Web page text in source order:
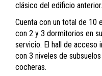
clásico del edificio anterior.
Cuenta con un total de 10
con 2 y 3 dormitorios en
servicio. El hall de acceso
con 3 niveles de
cocheras.